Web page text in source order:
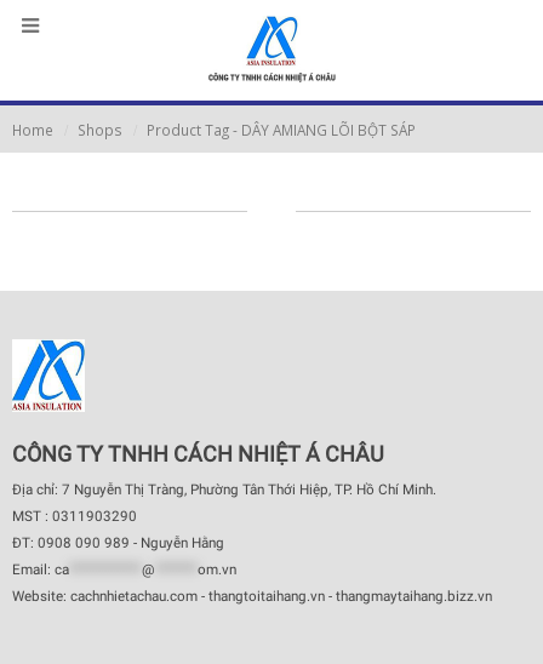
Home Shops Product Tag - DÂY AMIANG LÕI BỘT SÁP
CÔNG TY TNHH CÁCH NHIỆT Á CHÂU
Địa chỉ: 7 Nguyễn Thị Tràng, Phường Tân Thới Hiệp, TP. Hồ Chí Minh.
MST : 0311903290
ĐT: 0908 090 989 - Nguyễn Hằng
Email: ca @
om.vn
Website: cachnhietachau.com - thangtoitaihang.vn - thangmaytaihang.bizz.vn